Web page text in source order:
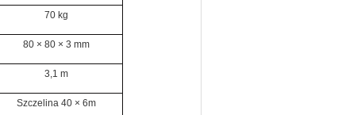
70 kg
80 × 80 × 3 mm
3,1 m
Szczelina 40 × 6m